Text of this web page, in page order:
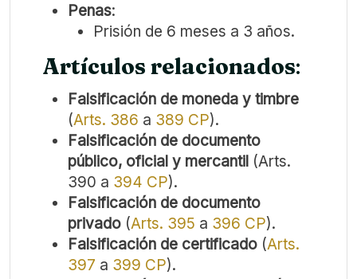
Penas:
Prisión de 6 meses a 3 años.
Artículos relacionados:
Falsificación de moneda y timbre
(Arts. 386 a 389 CP).
Falsificación de documento
público, oficial y mercantil (Arts.
390 a 394 CP).
Falsificación de documento
privado (Arts. 395 a 396 CP).
Falsificación de certificado (Arts.
397 a 399 CP).